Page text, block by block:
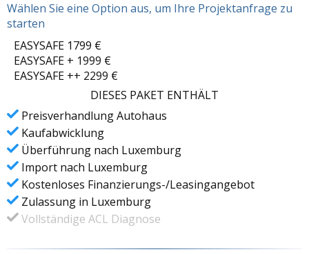
Wählen Sie eine Option aus, um Ihre Projektanfrage zu
starten
EASYSAFE 1799 €
EASYSAFE + 1999 €
EASYSAFE ++ 2299 €
DIESES PAKET ENTHÄLT
Preisverhandlung Autohaus
Kaufabwicklung
Überführung nach Luxemburg
Import nach Luxemburg
Kostenloses Finanzierungs-/Leasingangebot
Zulassung in Luxemburg
Vollständige ACL Diagnose